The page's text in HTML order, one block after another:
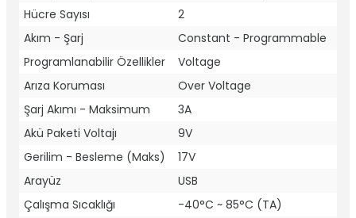
Hücre Sayısı
2
Akım - Şarj
Constant - Programmable
Programlanabilir Özellikler
Voltage
Arıza Koruması
Over Voltage
Şarj Akımı - Maksimum
3A
Akü Paketi Voltajı
9V
Gerilim - Besleme (Maks)
17V
Arayüz
USB
Çalışma Sıcaklığı
-40°C ~ 85°C (TA)